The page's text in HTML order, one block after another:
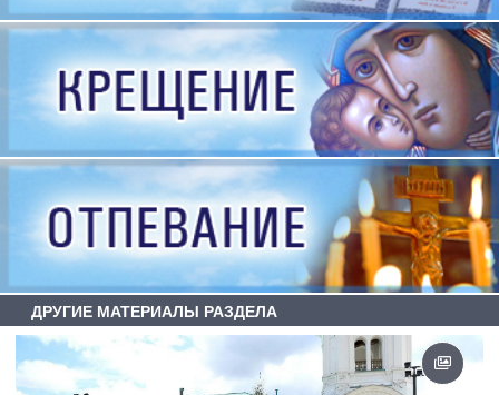
ДРУГИЕ МАТЕРИАЛЫ РАЗДЕЛА